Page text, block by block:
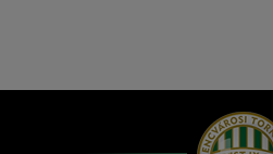
Hírek